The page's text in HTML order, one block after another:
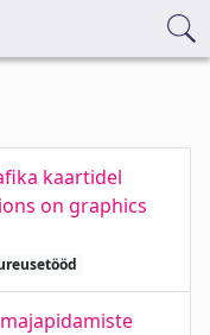
kaartidel
on graphics